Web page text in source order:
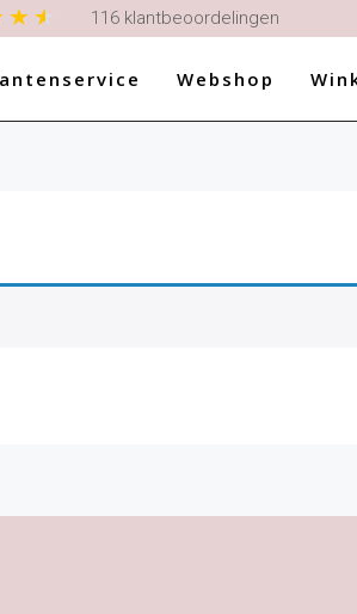
en omschrijvingen aan, kunt u iets niet
116 klantbeoordelingen
Webshop